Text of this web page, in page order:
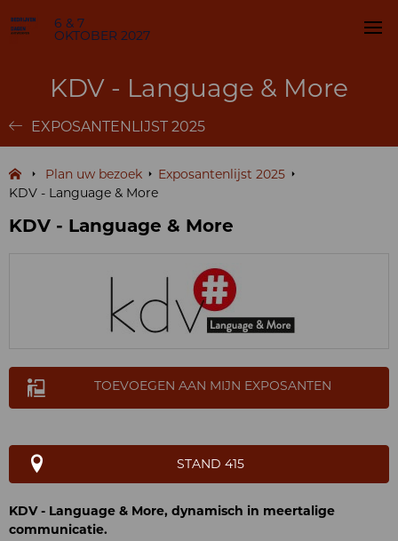
6 & 7
OKTOBER 2027
KDV - Language & More
EXPOSANTENLIJST 2025
Plan uw bezoek
Exposantenlijst 2025
KDV - Language & More
KDV - Language & More
TOEVOEGEN AAN MIJN EXPOSANTEN
STAND 415
KDV - Language & More, dynamisch in meertalige
communicatie.